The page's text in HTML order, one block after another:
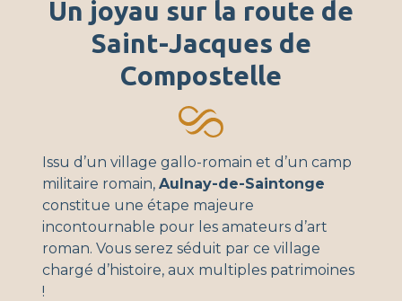
Un joyau sur la route de
Saint-Jacques de
Compostelle
Issu d’un village gallo-romain et d’un camp
militaire romain,Aulnay-de-Saintonge
constitue une étape majeure
incontournable pour les amateurs d’art
roman. Vous serez séduit par ce village
chargé d’histoire, aux multiples patrimoines
!